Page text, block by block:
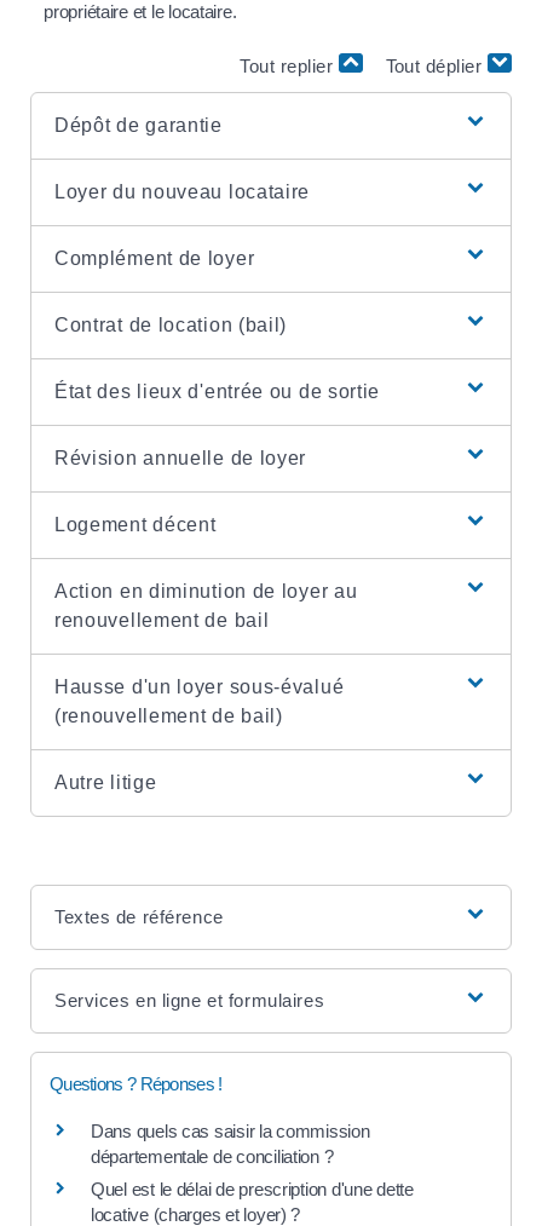
propriétaire et le locataire.
Tout replier Tout déplier
Dépôt de garantie
Loyer du nouveau locataire
Complément de loyer
Contrat de location (bail)
État des lieux d'entrée ou de sortie
Révision annuelle de loyer
Logement décent
Action en diminution de loyer au
renouvellement de bail
Hausse d'un loyer sous-évalué
(renouvellement de bail)
Autre litige
Textes de référence
Services en ligne et formulaires
Questions ? Réponses !
Dans quels cas saisir la commission
départementale de conciliation ?
Quel est le délai de prescription d'une dette
locative (charges et loyer) ?